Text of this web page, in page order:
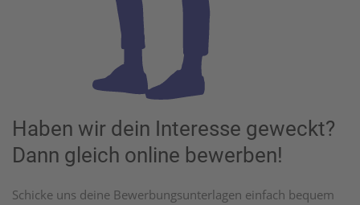
Haben wir dein Interesse geweckt?
Dann gleich online bewerben!
Schicke uns deine Bewerbungsunterlagen einfach bequem